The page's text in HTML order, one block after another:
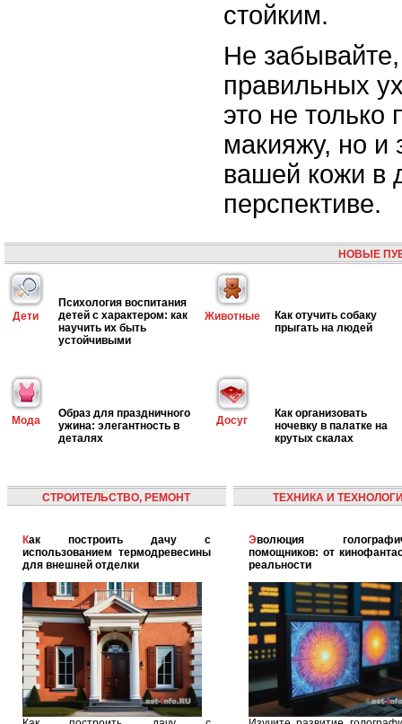
стойким.
Не
правильных
это не только
макияжу, но и
вашей кожи в
перспективе.
НОВЫЕ
Дети
Психология воспитания
детей с характером: как
научить их быть
устойчивыми
Животные
Как отучить собаку
прыгать на людей
Мода
Образ для праздничного
ужина: элегантность в
деталях
Досуг
Как организовать
ночевку в палатке на
крутых скалах
СТРОИТЕЛЬСТВО, РЕМОНТ
Как построить дачу с
использованием термодревесины
для внешней отделки
ТЕХНИКА И
Эволюция голографических
помощников: от
реальности